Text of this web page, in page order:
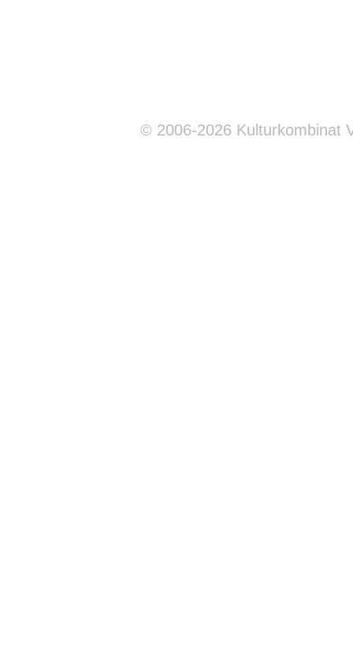
© 2006-2026